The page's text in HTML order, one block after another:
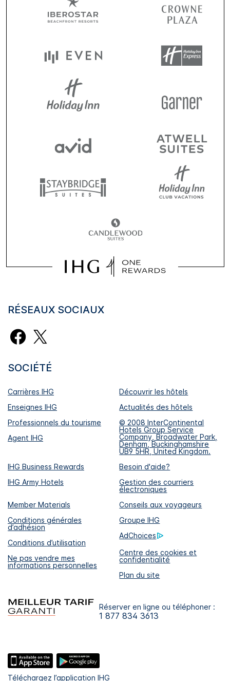
RÉSEAUX SOCIAUX
SOCIÉTÉ
Carrières IHG
Découvrir les hôtels
Enseignes IHG
Actualités des hôtels
Professionnels du tourisme
© 2008 InterContinental
Hotels Group Service
Company, Broadwater Park,
Denham, Buckinghamshire
UB9 5HR, United Kingdom.
Agent IHG
Besoin d'aide?
IHG Business Rewards
Gestion des courriers
électroniques
IHG Army Hotels
Conseils aux voyageurs
Member Materials
Groupe IHG
Conditions générales
d’adhésion
AdChoices
Conditions d’utilisation
Centre des cookies et
confidentialité
Ne pas vendre mes
informations personnelles
Plan du site
Réserver en ligne ou téléphoner :
1 877 834 3613
Téléchargez l’application IHG